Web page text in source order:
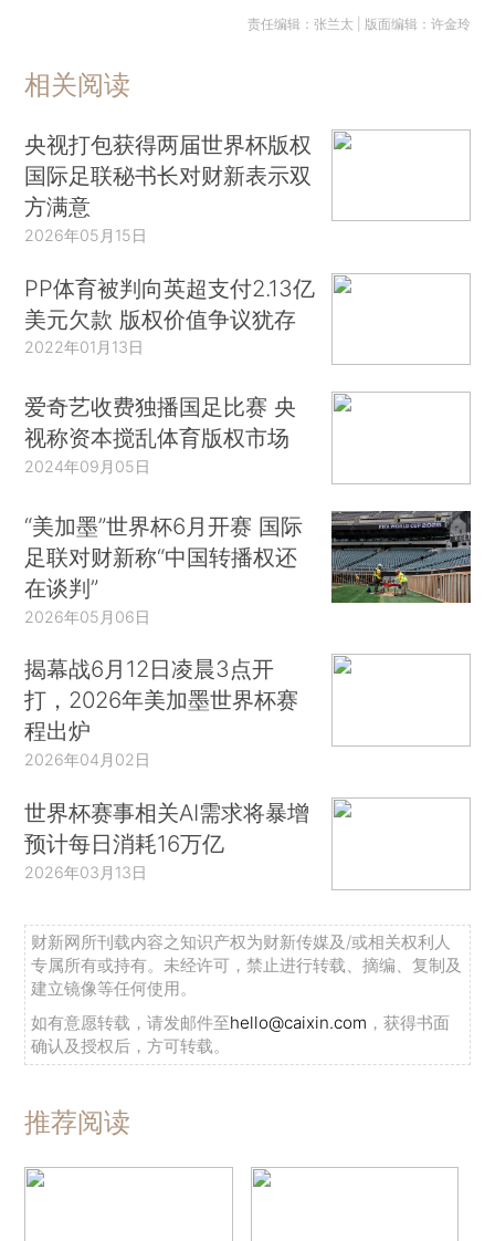
责任编辑：张兰太 | 版面编辑：许金玲
相关阅读
央视打包获得两届世界杯版权
国际足联秘书长对财新表示双
方满意
2026年05月15日
PP体育被判向英超支付2.13亿
美元欠款 版权价值争议犹存
2022年01月13日
爱奇艺收费独播国足比赛 央
视称资本搅乱体育版权市场
2024年09月05日
“美加墨”世界杯6月开赛 国际
足联对财新称“中国转播权还
在谈判”
2026年05月06日
揭幕战6月12日凌晨3点开
打，2026年美加墨世界杯赛
程出炉
2026年04月02日
世界杯赛事相关AI需求将暴增
预计每日消耗16万亿
2026年03月13日
财新网所刊载内容之知识产权为财新传媒及/或相关权利人
专属所有或持有。未经许可，禁止进行转载、摘编、复制及
建立镜像等任何使用。
如有意愿转载，请发邮件至hello@caixin.com ，获得书面
确认及授权后，方可转载。
推荐阅读